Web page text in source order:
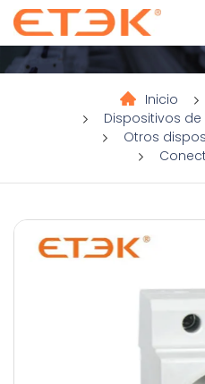
Inicio
Dispositivos
Otros